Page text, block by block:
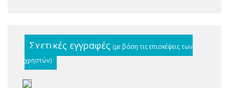
Σχετικές εγγραφές (με βάση τις επισκέψεις των
χρηστών)